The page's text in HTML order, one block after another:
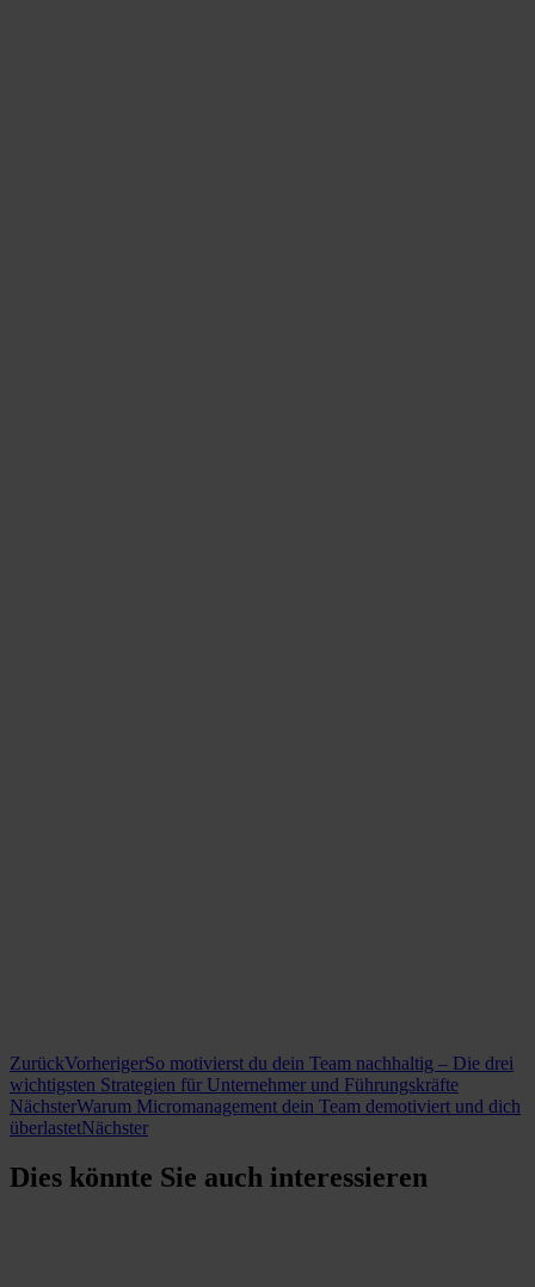
ZurückVorherigerSo motivierst du dein Team nachhaltig – Die drei
wichtigsten Strategien für Unternehmer und Führungskräfte
NächsterWarum Micromanagement dein Team demotiviert und dich
überlastetNächster
Dies könnte Sie auch interessieren